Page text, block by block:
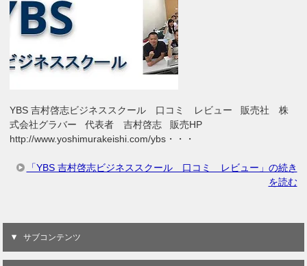
YBS 吉村啓志ビジネススクール 口コミ レビュー 販売社 株
式会社グラバー 代表者 吉村啓志 販売HP
http://www.yoshimurakeishi.com/ybs・・・
「YBS 吉村啓志ビジネススクール 口コミ レビュー」の続き
を読む
サブコンテンツ